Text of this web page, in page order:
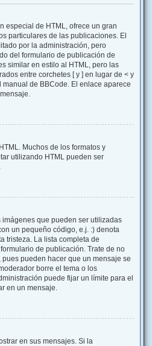
especial de HTML, ofrece un gran
particulares de las publicaciones. El
por la administración, pero
del formulario de publicación de
similar en estilo al HTML, pero las
entre corchetes [ y ] en lugar de < y
de BBCode. El enlace aparece
Muchos de los formatos y
utilizando HTML pueden ser
que pueden ser utilizadas
un pequeño código, e.j. :) denota
tristeza. La lista completa de
de publicación. Trate de no
pueden hacer que un mensaje se
borre el tema o los
puede fijar un límite para el
en un mensaje.
en sus mensajes. Si la